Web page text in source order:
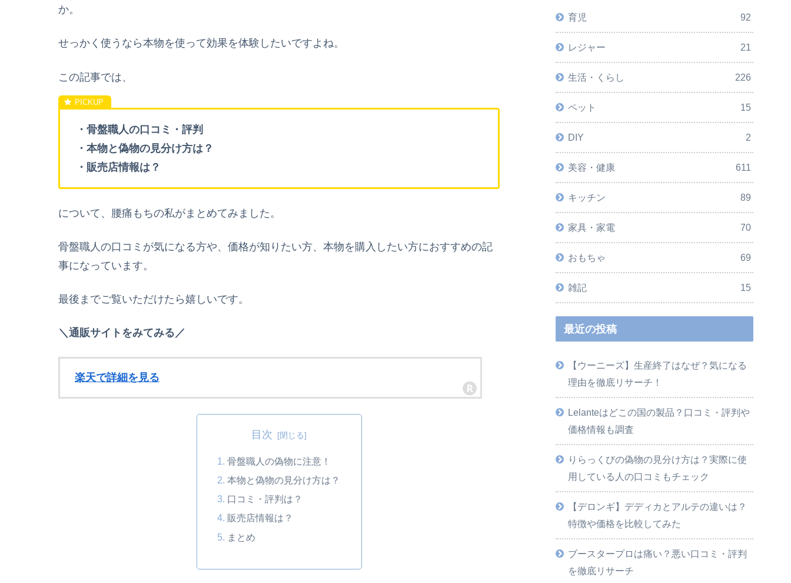
か。
せっかく使うなら本物を使って効果を体験したいですよね。
この記事では、
・骨盤職人の口コミ・評判
・本物と偽物の見分け方は？
・販売店情報は？
について、腰痛もちの私がまとめてみました。
骨盤職人の口コミが気になる方や、 価格が知りたい方、本物を購入したい方におすすめの記
事になっています。
最後までご覧いただけたら嬉しいです。
＼通販サイトをみてみる／
楽天で詳細を見る
目次
骨盤職人の偽物に注意！
本物と偽物の見分け方は？
口コミ・評判は？
販売店情報は？
まとめ
育児 92
レジャー 21
生活・くらし 226
ペット 15
DIY 2
美容・健康 611
キッチン 89
家具・家電 70
おもちゃ 69
雑記 15
最近の投稿
【ウーニーズ】生産終了はなぜ？気になる
理由を徹底リサーチ！
Lelanteはどこの国の製品？口コミ・評判や
価格情報も調査
りらっくびの偽物の見分け方は？実際に使
用している人の口コミもチェック
【デロンギ】デディカとアルテの違いは？
特徴や価格を比較してみた
ブースタープロは痛い？悪い口コミ・評判
を徹底リサーチ